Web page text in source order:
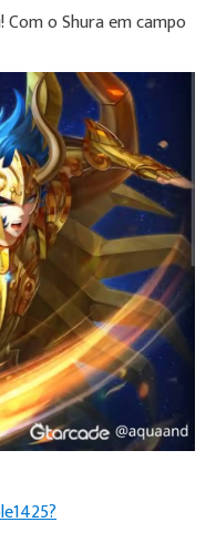
Com o Shura em campo